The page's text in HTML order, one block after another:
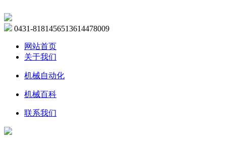
0431-8181456513614478009
网站首页
关于我们
机械自动化
机械百科
联系我们